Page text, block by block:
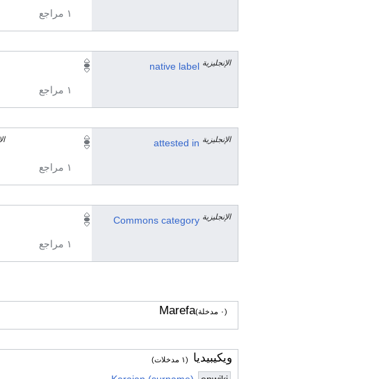
١ مراجع
native label الإنجليزية
١ مراجع
attested in الإنجليزية
١ مراجع
Commons category الإنجليزية
١ مراجع
Marefa (٠ مدخلة)
ويكيبيديا (١ مدخلات)